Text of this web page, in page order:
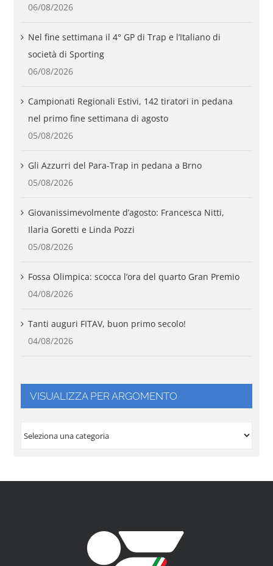
06/08/2026
Nel fine settimana il 4° GP di Trap e l’Italiano di
società di Sporting
06/08/2026
Campionati Regionali Estivi, 142 tiratori in pedana
nel primo fine settimana di agosto
05/08/2026
Gli Azzurri del Para-Trap in pedana a Brno
05/08/2026
Giovanissimevolmente d’agosto: Francesca Nitti,
Ilaria Goretti e Linda Pozzi
05/08/2026
Fossa Olimpica: scocca l’ora del quarto Gran Premio
04/08/2026
Tanti auguri FITAV, buon primo secolo!
04/08/2026
VISUALIZZA PER ARGOMENTO